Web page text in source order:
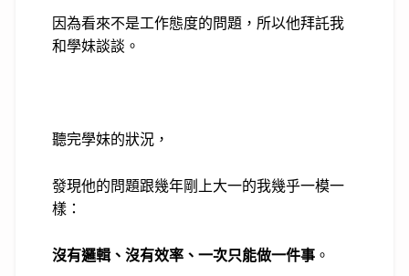
因為看來不是工作態度的問題，所以他拜託我
和學妹談談。
聽完學妹的狀況，
發現他的問題跟幾年剛上大一的我幾乎一模一
樣：
沒有邏輯、沒有效率、一次只能做一件事 。